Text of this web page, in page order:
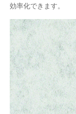
効率化できます。